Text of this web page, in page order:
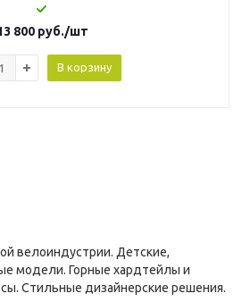
800 руб./шт
В корзину
велоиндустрии. Детские,
модели. Горные хардтейлы и
Стильные дизайнерские решения.